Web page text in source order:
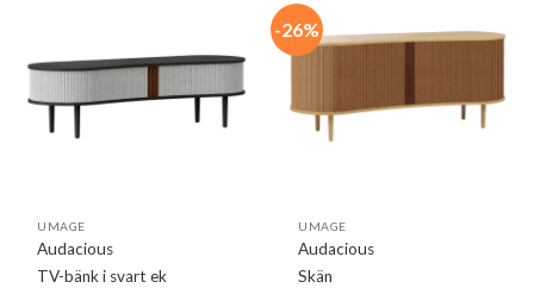
UMAGE
Audacious
TV-bänk i svart ek
-26%
UMAGE
Audacious
Skän